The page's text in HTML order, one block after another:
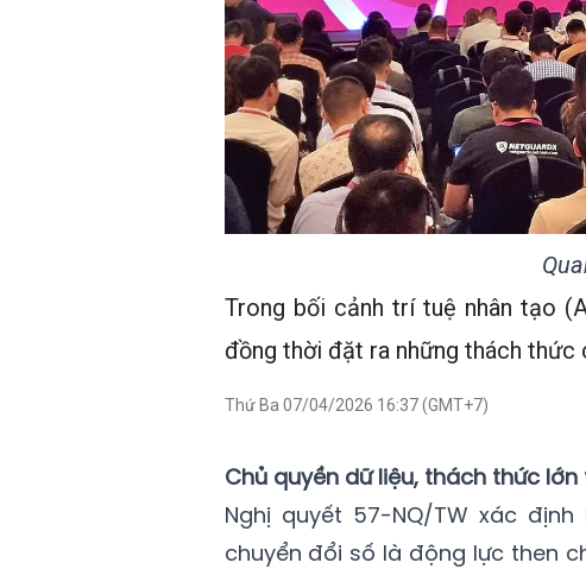
Trong bối cảnh trí tuệ nhân tạo
đồng thời đặt ra những thách thức
Thứ Ba 07/04/2026 16:37 (GMT+7)
Chủ quyền dữ liệu, thách thức
Nghị quyết 57-NQ/TW xác
chuyển đổi số là động lực then